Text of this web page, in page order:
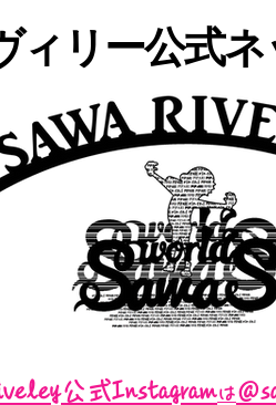
ィリー公式
公式Instagramは＠